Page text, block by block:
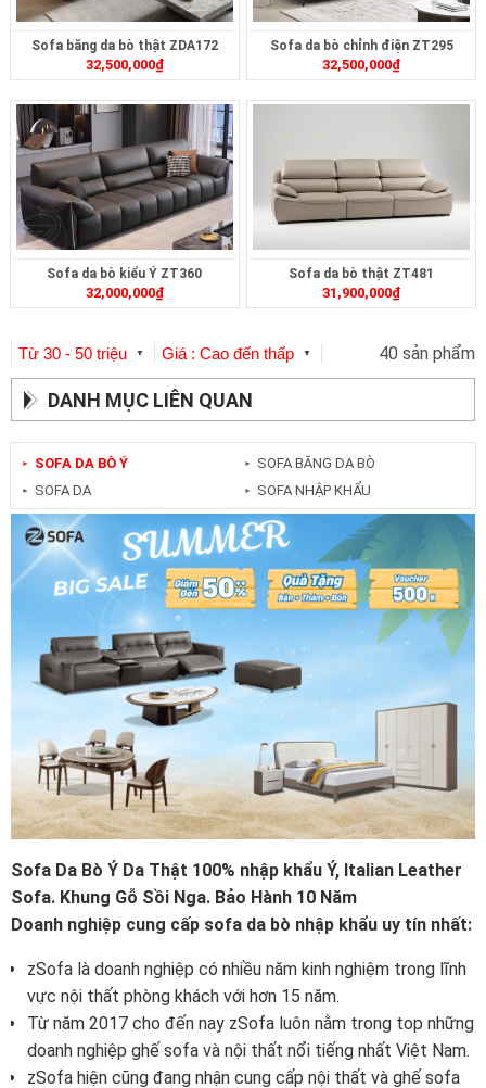
Sofa băng da bò thật ZDA172
32,500,000₫
Sofa da bò chỉnh điện ZT295
32,500,000₫
Sofa da bò kiểu Ý ZT360
32,000,000₫
Sofa da bò thật ZT481
31,900,000₫
Từ 30 - 50 triệu ▼ Giá : Cao đến thấp ▼ 40 sản phẩm
DANH MỤC LIÊN QUAN
► SOFA DA BÒ Ý
► SOFA DA
► SOFA BĂNG DA BÒ
► SOFA NHẬP KHẨU
Sofa Da Bò Ý Da Thật 100% nhập khẩu Ý, Italian Leather
Sofa. Khung Gỗ Sồi Nga. Bảo Hành 10 Năm
Doanh nghiệp cung cấp sofa da bò nhập khẩu uy tín nhất:
zSofa là doanh nghiệp có nhiều năm kinh nghiệm trong lĩnh
vực nội thất phòng khách với hơn 15 năm.
Từ năm 2017 cho đến nay zSofa luôn nằm trong top những
doanh nghiệp ghế sofa và nội thất nổi tiếng nhất Việt Nam.
zSofa hiện cũng đang nhận cung cấp nội thất và ghế sofa